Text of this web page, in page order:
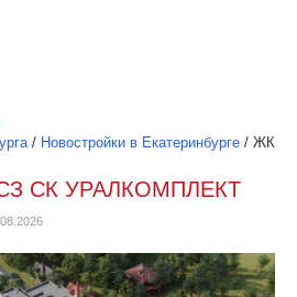
/ Новостройки в Екатеринбурге / ЖК
СК УРАЛКОМПЛЕКТ